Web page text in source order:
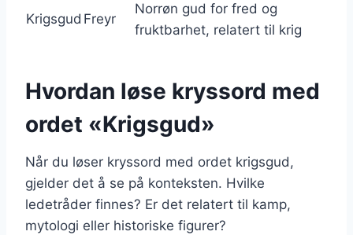
Krigsgud Freyr
Norrøn gud for fred og
fruktbarhet, relatert til krig
Hvordan løse kryssord med
ordet «Krigsgud»
Når du løser kryssord med ordet krigsgud,
gjelder det å se på konteksten. Hvilke
ledetråder finnes? Er det relatert til kamp,
mytologi eller historiske figurer?